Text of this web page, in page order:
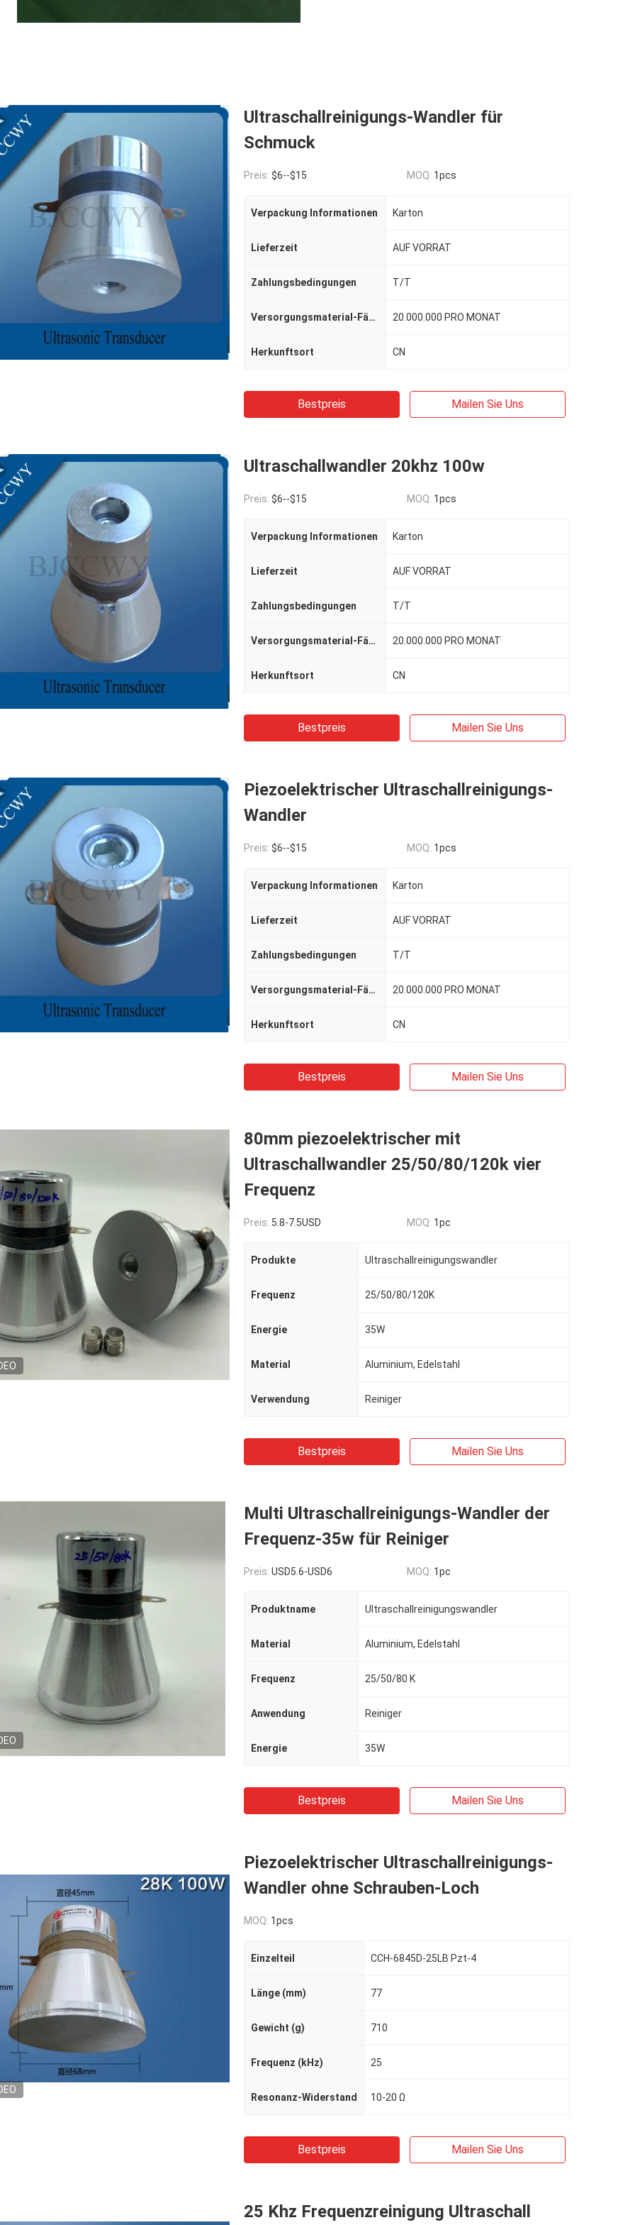
Ultraschallreinigungs-Wandler für
Schmuck
Preis: $6--$15 MOQ: 1pcs
Verpackung Informationen Karton
Lieferzeit AUF VORRAT
Zahlungsbedingungen T/T
Versorgungsmaterial-Fähigkeit 20.000.000 PRO MONAT
Herkunftsort CN
Bestpreis Mailen Sie Uns
Ultraschallwandler 20khz 100w
Preis: $6--$15 MOQ: 1pcs
Verpackung Informationen Karton
Lieferzeit AUF VORRAT
Zahlungsbedingungen T/T
Versorgungsmaterial-Fähigkeit 20.000.000 PRO MONAT
Herkunftsort CN
Bestpreis Mailen Sie Uns
Piezoelektrischer Ultraschallreinigungs-
Wandler
Preis: $6--$15 MOQ: 1pcs
Verpackung Informationen Karton
Lieferzeit AUF VORRAT
Zahlungsbedingungen T/T
Versorgungsmaterial-Fähigkeit 20.000.000 PRO MONAT
Herkunftsort CN
Bestpreis Mailen Sie Uns
80mm piezoelektrischer mit
Ultraschallwandler 25/50/80/120k vier
Frequenz
Preis: 5.8-7.5USD MOQ: 1pc
Produkte Ultraschallreinigungswandler
Frequenz 25/50/80/120K
Energie 35W
Material Aluminium, Edelstahl
Verwendung Reiniger
Bestpreis Mailen Sie Uns
Multi Ultraschallreinigungs-Wandler der
Frequenz-35w für Reiniger
Preis: USD5.6-USD6 MOQ: 1pc
Produktname Ultraschallreinigungswandler
Material Aluminium, Edelstahl
Frequenz 25/50/80 K
Anwendung Reiniger
Energie 35W
Bestpreis Mailen Sie Uns
Piezoelektrischer Ultraschallreinigungs-
Wandler ohne Schrauben-Loch
MOQ: 1pcs
Einzelteil CCH-6845D-25LB Pzt-4
Länge (mm) 77
Gewicht (g) 710
Frequenz (kHz) 25
Resonanz-Widerstand 10-20 Ω
Bestpreis Mailen Sie Uns
25 Khz Frequenzreinigung Ultraschall